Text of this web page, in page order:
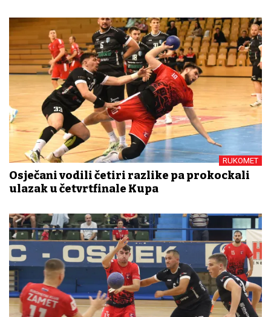
RUKOMET
Osječani vodili četiri razlike pa prokockali
ulazak u četvrtfinale Kupa